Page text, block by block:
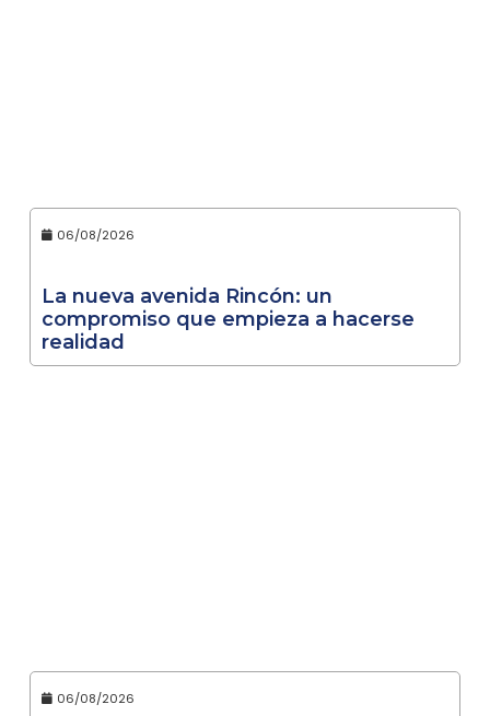
06/08/2026
La nueva avenida Rincón: un
compromiso que empieza a hacerse
realidad
06/08/2026